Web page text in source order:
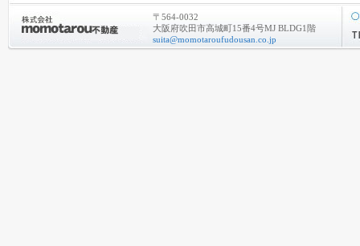
〒564-0032
大阪府吹田市高城町15番4号MJ BLDG1階
suita@momotaroufudousan.co.jp